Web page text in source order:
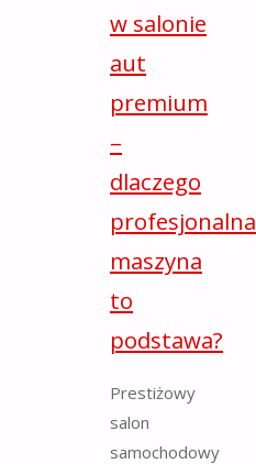
w salonie
aut
premium
–
dlaczego
profesjonalna
maszyna
to
podstawa?
Prestiżowy
salon
samochodowy